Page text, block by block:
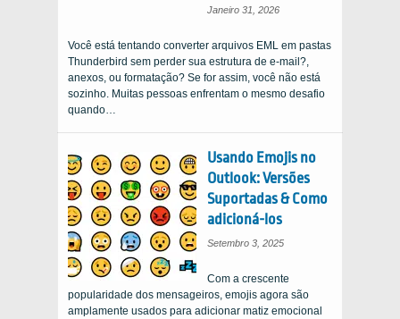
Janeiro 31, 2026
Você está tentando converter arquivos EML em pastas
Thunderbird sem perder sua estrutura de e-mail?,
anexos, ou formatação? Se for assim, você não está
sozinho. Muitas pessoas enfrentam o mesmo desafio
quando…
Usando Emojis no
Outlook: Versões
Suportadas & Como
adicioná-los
Setembro 3, 2025
Com a crescente
popularidade dos mensageiros, emojis agora são
amplamente usados ​​para adicionar matiz emocional